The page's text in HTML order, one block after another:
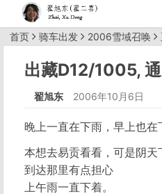
首页 骑车出发 2006雪域召唤
出藏D12/1005,
翟旭东 2006年10月6日
晚上一直在下雨，早上也在
本想去易贡看看，可是阴
到达那里有点担心
上午雨一直下着。